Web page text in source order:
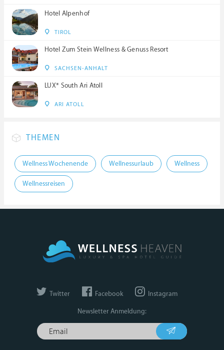
Hotel Alpenhof
TIROL
Hotel Zum Stein Wellness & Genuss Resort
SACHSEN-ANHALT
LUX* South Ari Atoll
ARI ATOLL
THEMEN
Wellness Wochenende Wellnessurlaub Wellness
Wellnessreisen
Twitter Facebook Instagram
Newsletter Anmeldung: